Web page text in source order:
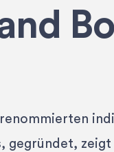
gegründet,